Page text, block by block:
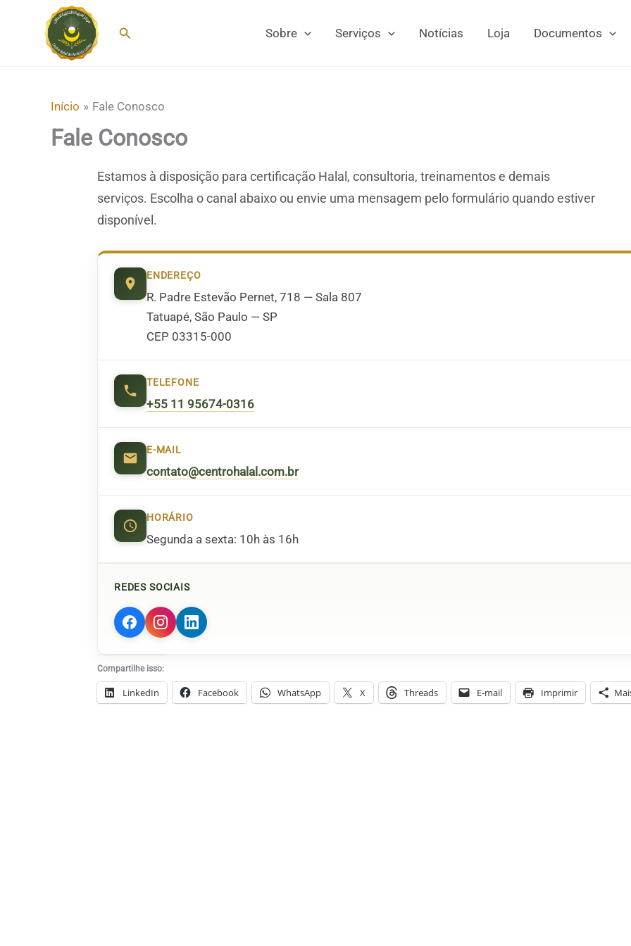
Pesquisar Sobre Serviços Notícias Loja Documentos
Início Fale Conosco
Fale Conosco
Estamos à disposição para certificação Halal, consultoria, treinamentos e demais
serviços. Escolha o canal abaixo ou envie uma mensagem pelo formulário quando estiver
disponível.
ENDEREÇO
R. Padre Estevão Pernet, 718 — Sala 807
Tatuapé, São Paulo — SP
CEP 03315-000
TELEFONE
+55 11 95674-0316
E-MAIL
contato@centrohalal.com.br
HORÁRIO
Segunda a sexta: 10h às 16h
REDES SOCIAIS
Compartilhe isso:
LinkedIn Facebook WhatsApp X Threads E-mail Imprimir